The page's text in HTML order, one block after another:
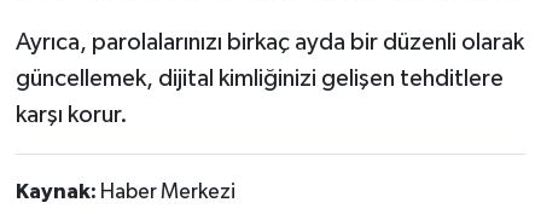
Ayrıca, parolalarınızı birkaç ayda bir düzenli olarak
güncellemek, dijital kimliğinizi gelişen tehditlere
karşı korur.
Kaynak: Haber Merkezi